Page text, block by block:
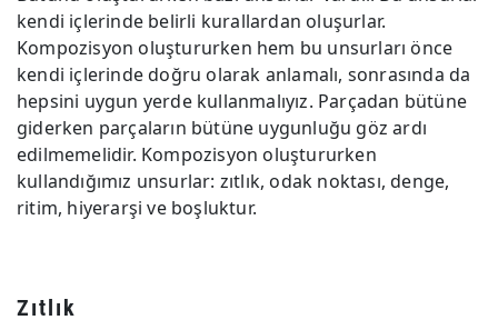
kendi içlerinde belirli kurallardan oluşurlar.
Kompozisyon oluştururken hem bu unsurları önce
kendi içlerinde doğru olarak anlamalı, sonrasında da
hepsini uygun yerde kullanmalıyız. Parçadan bütüne
giderken parçaların bütüne uygunluğu göz ardı
edilmemelidir. Kompozisyon oluştururken
kullandığımız unsurlar: zıtlık, odak noktası, denge,
ritim, hiyerarşi ve boşluktur.
Zıtlık